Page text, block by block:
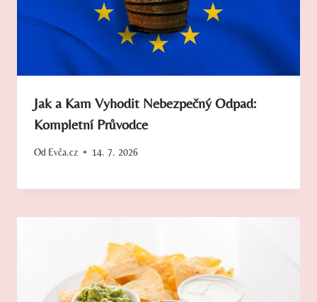
Jak a Kam Vyhodit Nebezpečný Odpad:
Kompletní Průvodce
Od Evča.cz 14. 7. 2026